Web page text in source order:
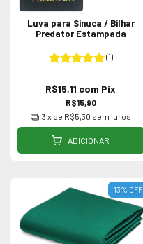
Luva para Sinuca / Bilhar
Predator Estampada
(1)
R$15,90
R$15,11 com Pix
3 x de R$5,30 sem juros
ADICIONAR
13% OFF